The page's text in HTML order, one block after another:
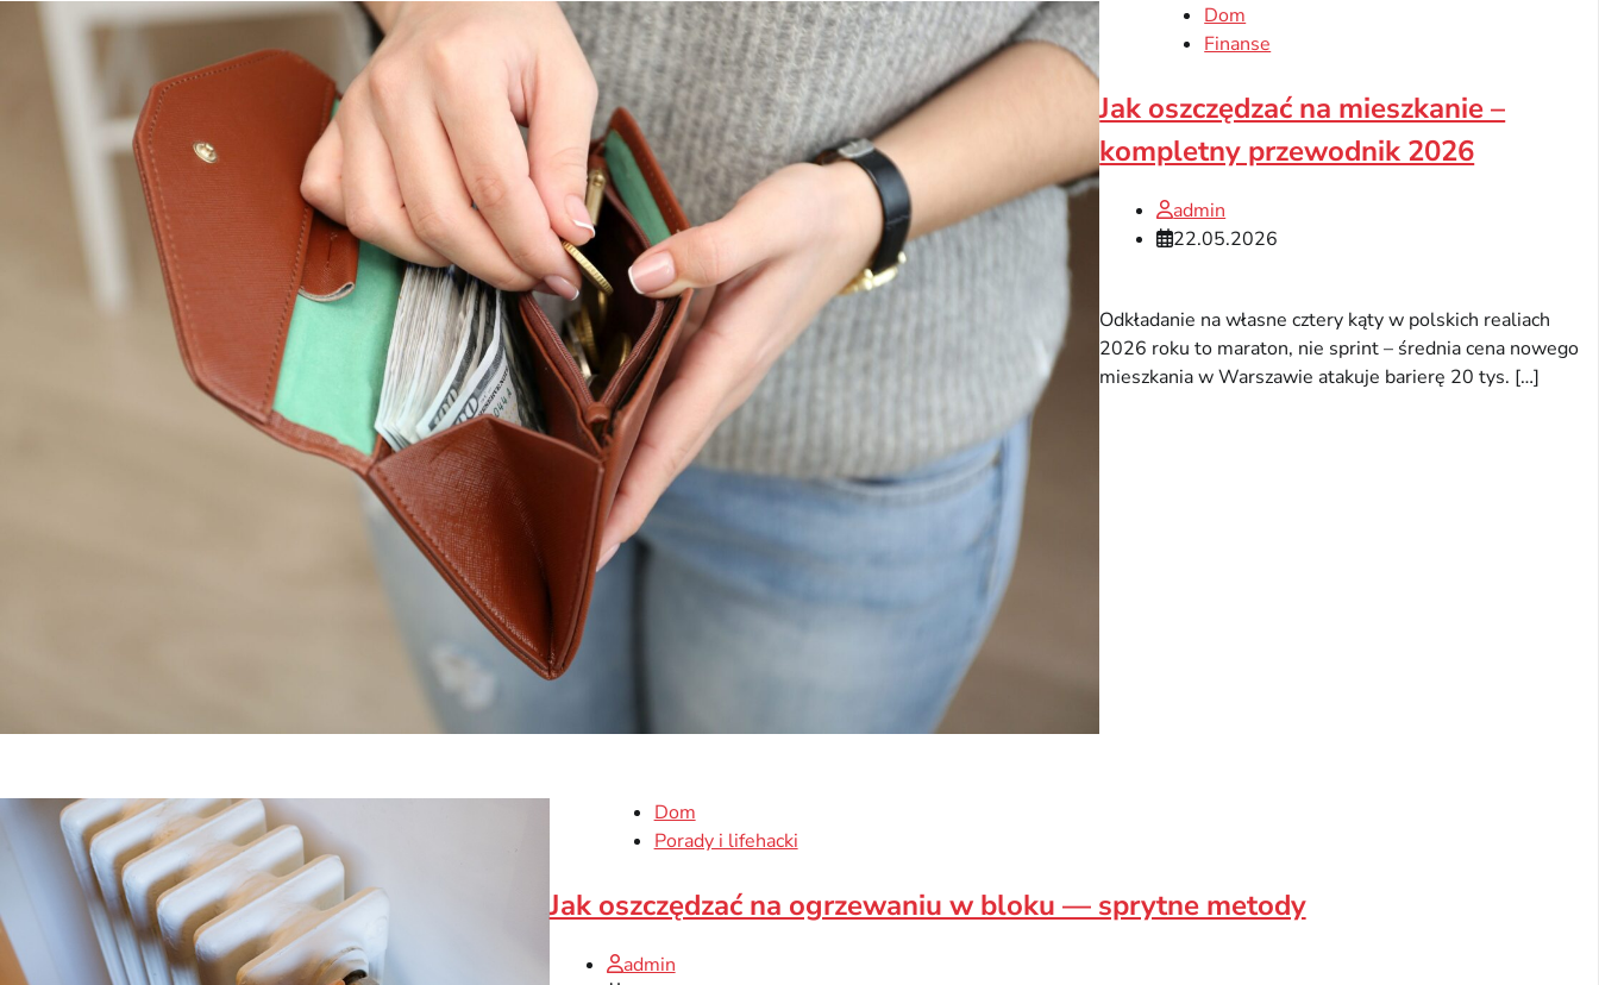
Dom
Finanse
Jak oszczędzać na mieszkanie –
kompletny przewodnik 2026
admin
22.05.2026
Odkładanie na własne cztery kąty w polskich realiach
2026 roku to maraton, nie sprint – średnia cena nowego
mieszkania w Warszawie atakuje barierę 20 tys. […]
Dom
Porady i lifehacki
Jak oszczędzać na ogrzewaniu w bloku — sprytne metody
admin